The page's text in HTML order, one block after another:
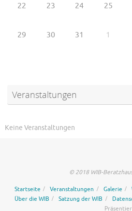
22 23 24 25
29 30 31 1
Veranstaltungen
Keine Veranstaltungen
© 2018 WIB-
Startseite Veranstaltungen Galerie
Über die WIB
Satzung der WIB